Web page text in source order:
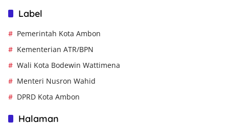
Label
Pemerintah Kota Ambon
Kementerian ATR/BPN
Wali Kota Bodewin Wattimena
Menteri Nusron Wahid
DPRD Kota Ambon
Halaman